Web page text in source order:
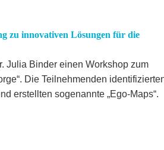
zu innovativen Lösungen für die
Julia Binder einen Workshop zum
Die Teilnehmenden
erstellten sogenannte „Ego-Maps“.